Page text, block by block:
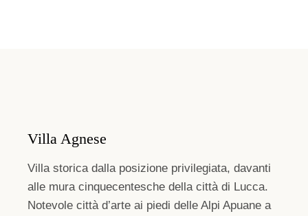
Villa Agnese
Villa storica dalla posizione privilegiata, davanti
alle mura cinquecentesche della città di Lucca.
Notevole città d’arte ai piedi delle Alpi Apuane a